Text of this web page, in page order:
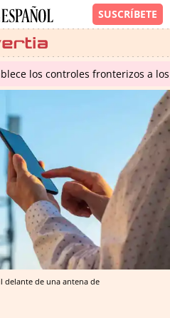
los controles fronterizos a
delante de una antena de